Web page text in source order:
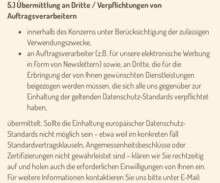
5.) Übermittlung an Dritte / Verpflichtungen von
Auftragsverarbeitern
innerhalb des Konzerns unter Berücksichtigung der zulässigen
Verwendungszwecke,
an Auftragsverarbeiter (z.B. für unsere elektronische Werbung
in Form von Newslettern) sowie, an Dritte, die für die
Erbringung der von Ihnen gewünschten Dienstleistungen
beigezogen werden müssen, die sich alle uns gegenüber zur
Einhaltung der geltenden Datenschutz-Standards verpflichtet
haben,
übermittelt. Sollte die Einhaltung europäischer Datenschutz-
Standards nicht möglich sein – etwa weil im konkreten Fall
Standardvertragsklauseln, Angemessenheitsbeschlüsse oder
Zertifizierungen nicht gewährleistet sind – klären wir Sie rechtzeitig
auf und holen auch die erforderlichen Einwilligungen von Ihnen ein.
Für weitere Informationen kontaktieren Sie uns bitte unter E-Mail: